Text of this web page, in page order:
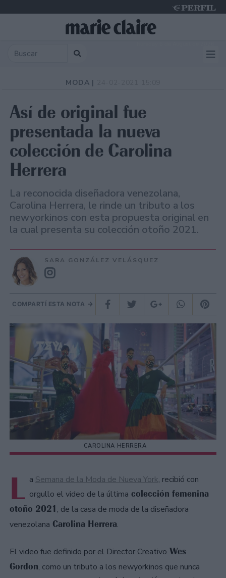
MODA |
Así de original fue
presentada la nueva
colección de Carolina
Herrera
La reconocida diseñadora venezolana,
Carolina Herrera, le rinde un tributo a los
newyorkinos con esta propuesta original en
la cual presenta su colección otoño 2021.
SARA GONZÁLEZ VELÁSQUEZ
COMPARTÍ ESTA NOTA
CAROLINA HERRERA
L a Semana de la Moda de Nueva York, recibió con
orgullo el video de la última colección femenina
otoño 2021, de la casa de moda de la diseñadora
venezolana Carolina Herrera.
El video fue definido por el Director Creativo Wes
Gordon, como un tributo a los newyorkinos que nunca